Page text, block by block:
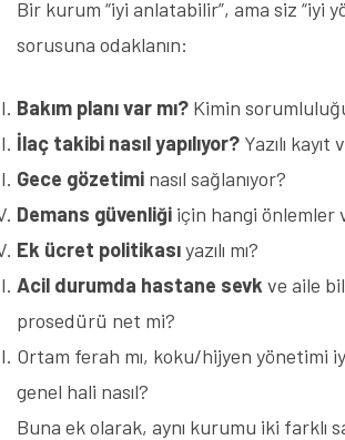
Bir kurum “iyi anlatabilir”, ama siz “iyi
sorusuna odaklanın:
Bakım planı var mı? Kimin
İlaç takibi nasıl yapılıyor? Yazılı kayıt
Gece gözetimi nasıl sağlanıyor?
Demans güvenliği için hangi önlemler
Ek ücret politikasıyazılı mı?
Acil durumda hastane sevk ve aile
prosedürü net mi?
Ortam ferah mı, koku/hijyen yönetimi
genel hali nasıl?
Buna ek olarak, aynı kurumu iki farklı